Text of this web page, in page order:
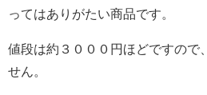
ってはありがたい商品です。
値段は約３０００円ほどですので
せん。